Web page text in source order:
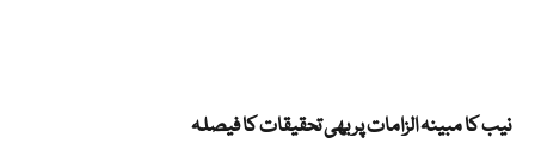
نیب کا مبینہ الزامات پر بھی تحقیقات کا فیصلہ